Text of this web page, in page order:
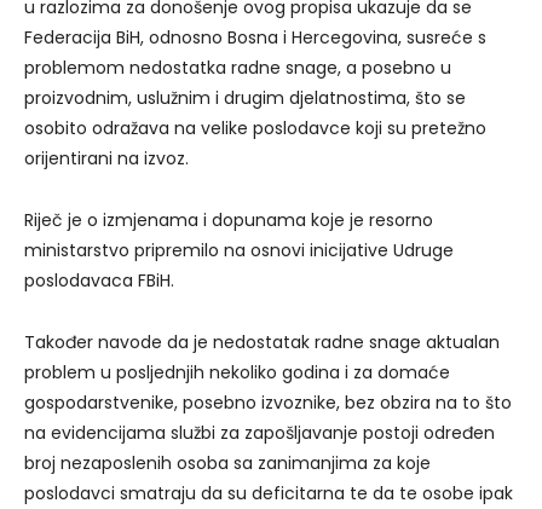
u razlozima za donošenje ovog propisa ukazuje da se
Federacija BiH, odnosno Bosna i Hercegovina, susreće s
problemom nedostatka radne snage, a posebno u
proizvodnim, uslužnim i drugim djelatnostima, što se
osobito odražava na velike poslodavce koji su pretežno
orijentirani na izvoz.
Riječ je o izmjenama i dopunama koje je resorno
ministarstvo pripremilo na osnovi inicijative Udruge
poslodavaca FBiH.
Također navode da je nedostatak radne snage aktualan
problem u posljednjih nekoliko godina i za domaće
gospodarstvenike, posebno izvoznike, bez obzira na to što
na evidencijama službi za zapošljavanje postoji određen
broj nezaposlenih osoba sa zanimanjima za koje
poslodavci smatraju da su deficitarna te da te osobe ipak